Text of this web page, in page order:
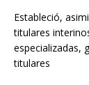
Estableció,
titulares
especializadas,
titulares